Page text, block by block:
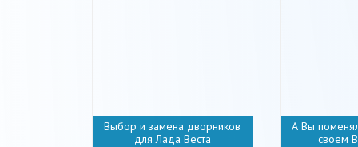
Выбор и замена дворников
для Лада Веста
А Вы
своем